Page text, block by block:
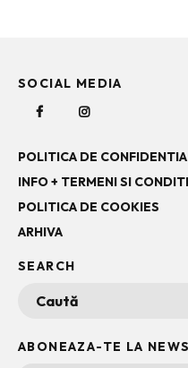
SOCIAL MEDIA
POLITICA DE
INFO + TERMENI SI
POLITICA DE COOKIES
ARHIVA
SEARCH
ABONEAZA-TE LA